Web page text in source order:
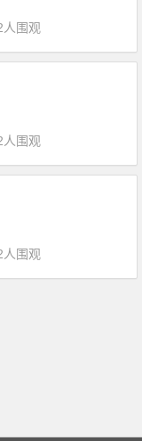
人围观
人围观
人围观